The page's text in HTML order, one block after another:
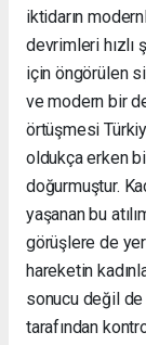
iktidarın
devrimleri hızlı
için öngörülen
ve modern bir
örtüşmesi
oldukça erken
doğurmuştur.
yaşanan bu
görüşlere de
hareketin
sonucu değil
tarafından